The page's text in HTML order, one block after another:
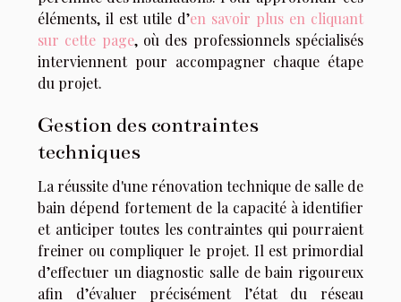
éléments, il est utile d’en savoir plus en cliquant
sur cette page, où des professionnels spécialisés
interviennent pour accompagner chaque étape
du projet.
Gestion des contraintes
techniques
La réussite d'une rénovation technique de salle de
bain dépend fortement de la capacité à identifier
et anticiper toutes les contraintes qui pourraient
freiner ou compliquer le projet. Il est primordial
d’effectuer un diagnostic salle de bain rigoureux
afin d’évaluer précisément l’état du réseau